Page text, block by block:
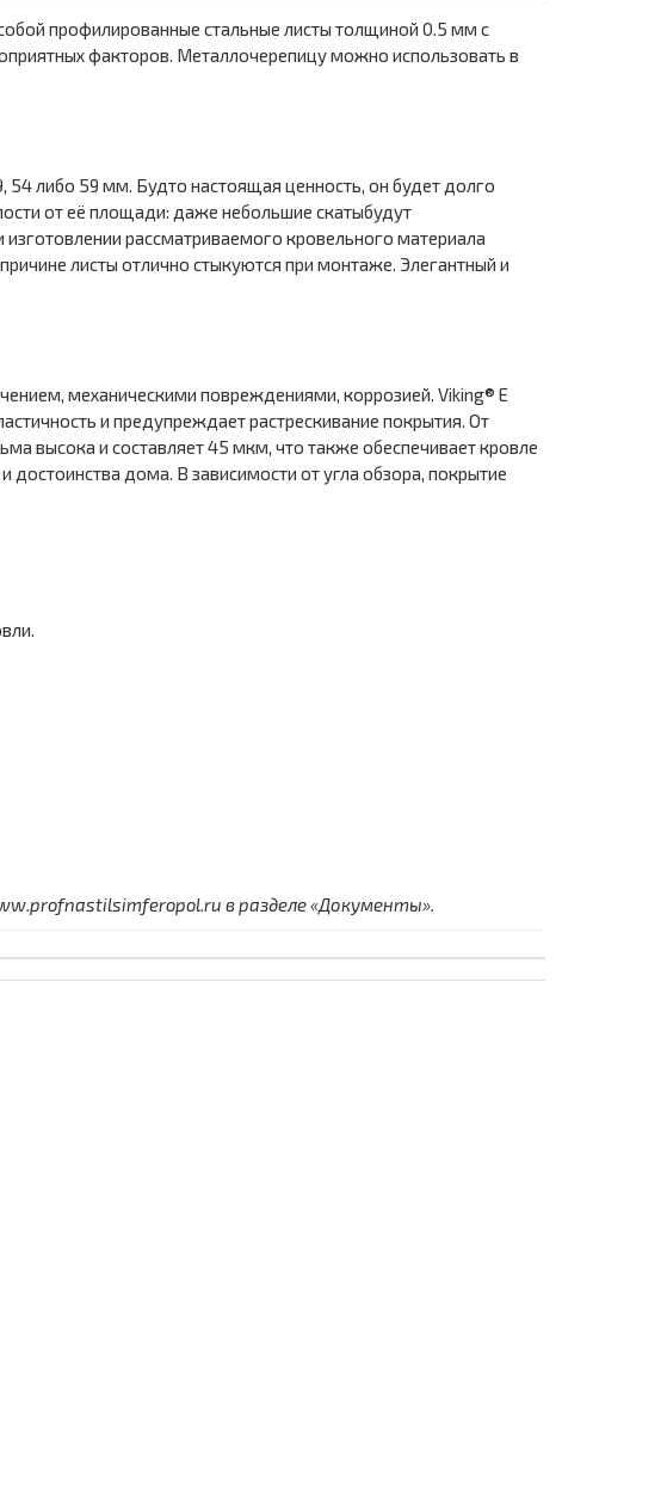
профилированные стальные листы толщиной 0.5 мм с
факторов. Металлочерепицу можно использовать в
либо 59 мм. Будто настоящая ценность, он будет долго
от её площади: даже небольшие скатыбудут
рассматриваемого кровельного материала
листы отлично стыкуются при монтаже. Элегантный и
механическими повреждениями, коррозией. Viking® E
и предупреждает растрескивание покрытия. От
высока и составляет 45 мкм, что также обеспечивает кровле
достоинства дома. В зависимости от угла обзора, покрытие
в разделе «Документы».